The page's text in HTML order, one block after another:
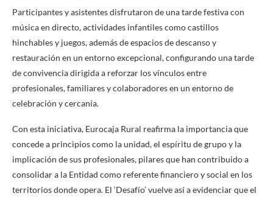
Participantes y asistentes disfrutaron de una tarde festiva con
música en directo, actividades infantiles como castillos
hinchables y juegos, además de espacios de descanso y
restauración en un entorno excepcional, configurando una tarde
de convivencia dirigida a reforzar los vínculos entre
profesionales, familiares y colaboradores en un entorno de
celebración y cercanía.
Con esta iniciativa, Eurocaja Rural reafirma la importancia que
concede a principios como la unidad, el espíritu de grupo y la
implicación de sus profesionales, pilares que han contribuido a
consolidar a la Entidad como referente financiero y social en los
territorios donde opera. El ‘Desafío’ vuelve así a evidenciar que el